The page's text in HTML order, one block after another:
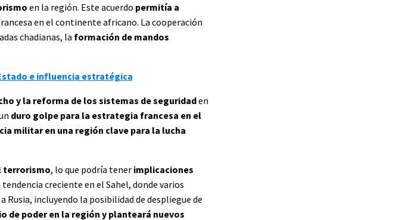
en la región. Este acuerdo permitía a
en el continente africano. La cooperación
chadianas, la formación de mandos
e influencia estratégica
y la reforma de los sistemas de seguridaden
duro golpe para la estrategia francesa en el
militar en una región clave para la lucha
terrorismo, lo que podría tener implicaciones
creciente en el Sahel, donde varios
incluyendo la posibilidad de despliegue de
de poder en la región y planteará nuevos